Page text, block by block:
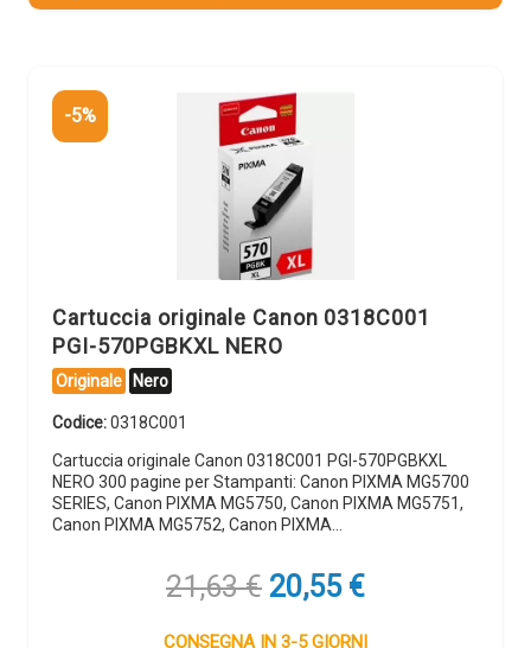
-5%
Cartuccia originale Canon 0318C001
PGI-570PGBKXL NERO
Originale Nero
Codice:0318C001
Cartuccia originale Canon 0318C001 PGI-570PGBKXL
NERO 300 pagine per Stampanti: Canon PIXMA MG5700
SERIES, Canon PIXMA MG5750, Canon PIXMA MG5751,
Canon PIXMA MG5752, Canon PIXMA…
21,63€ Il
prezzo
20,55 €Il
CONSEGNA IN 3-5 GIORNI